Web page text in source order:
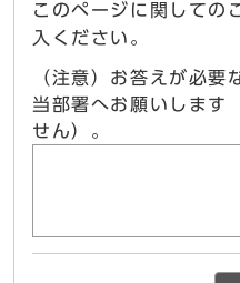
このページに関しての
入ください。
（注意）お答えが必要
当部署へお願いします
せん）。